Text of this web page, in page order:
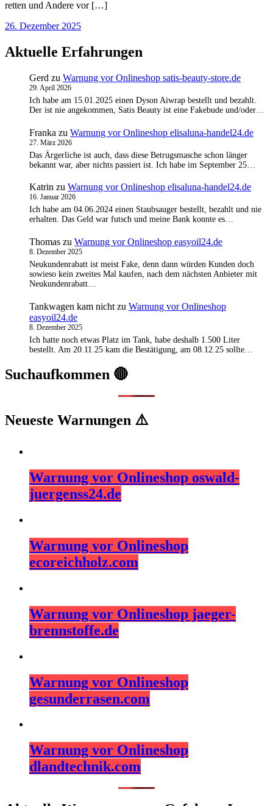
retten und Andere vor […]
26. Dezember 2025
Aktuelle Erfahrungen
Gerd zu Warnung vor Onlineshop satis-beauty-store.de
29. April 2026
Ich habe am 15.01.2025 einen Dyson Aiwrap bestellt und bezahlt.
Der ist nie angekommen, Satis Beauty ist eine Fakebude und/oder…
Franka zu Warnung vor Onlineshop elisaluna-handel24.de
27. März 2026
Das Ärgerliche ist auch, dass diese Betrugsmasche schon länger
bekannt war, aber nichts passiert ist. Ich habe im September 25…
Katrin zu Warnung vor Onlineshop elisaluna-handel24.de
16. Januar 2026
Ich habe am 04.06.2024 einen Staubsauger bestellt, bezahlt und nie
erhalten. Das Geld war futsch und meine Bank konnte es…
Thomas zu Warnung vor Onlineshop easyoil24.de
8. Dezember 2025
Neukundenrabatt ist meist Fake, denn dann würden Kunden doch
sowieso kein zweites Mal kaufen, nach dem nächsten Anbieter mit
Neukundenrabatt…
Tankwagen kam nicht zu Warnung vor Onlineshop
easyoil24.de
8. Dezember 2025
Ich hatte noch etwas Platz im Tank, habe deshalb 1.500 Liter
bestellt. Am 20.11.25 kam die Bestätigung, am 08.12.25 sollte…
Suchaufkommen 🔴
Neueste Warnungen ⚠️
Warnung vor Onlineshop oswald-
juergenss24.de
Warnung vor Onlineshop
ecoreichholz.com
Warnung vor Onlineshop jaeger-
brennstoffe.de
Warnung vor Onlineshop
gesunderrasen.com
Warnung vor Onlineshop
dlandtechnik.com